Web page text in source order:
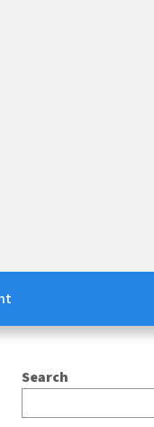
Search